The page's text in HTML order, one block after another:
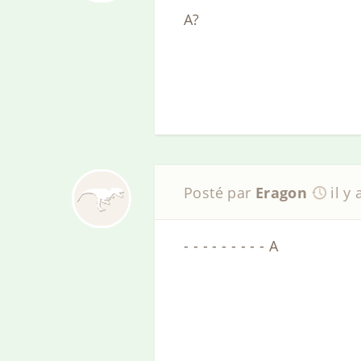
A?
Posté par Eragon il y
- - - - - - - - - A